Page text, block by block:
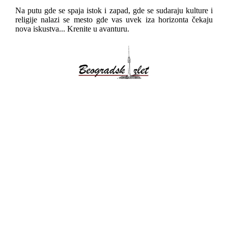
Na putu gde se spaja istok i zapad, gde se sudaraju kulture i
religije nalazi se mesto gde vas uvek iza horizonta čekaju
nova iskustva... Krenite u avanturu.